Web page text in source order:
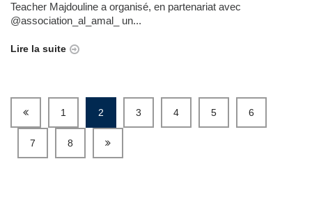
Teacher Majdouline a organisé, en partenariat avec
@association_al_amal_ un...
Lire la suite
1 2 3 4 5 6
7 8